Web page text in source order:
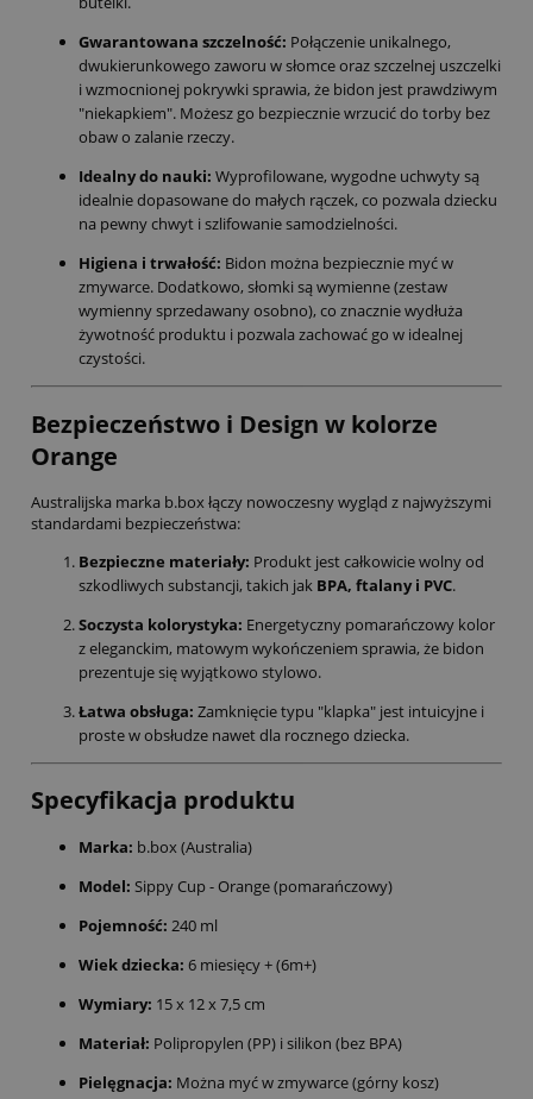
Gwarantowana szczelność: Połączenie unikalnego,
dwukierunkowego zaworu w słomce oraz szczelnej uszczelki
i wzmocnionej pokrywki sprawia, że bidon jest prawdziwym
"niekapkiem". Możesz go bezpiecznie wrzucić do torby bez
obaw o zalanie rzeczy.
Idealny do nauki: Wyprofilowane, wygodne uchwyty są
idealnie dopasowane do małych rączek, co pozwala dziecku
na pewny chwyt i szlifowanie samodzielności.
Higiena i trwałość: Bidon można bezpiecznie myć w
zmywarce. Dodatkowo, słomki są wymienne (zestaw
wymienny sprzedawany osobno), co znacznie wydłuża
żywotność produktu i pozwala zachować go w idealnej
czystości.
Bezpieczeństwo i Design w kolorze
Orange
Australijska marka b.box łączy nowoczesny wygląd z najwyższymi
standardami bezpieczeństwa:
Bezpieczne materiały: Produkt jest całkowicie wolny od
szkodliwych substancji, takich jak BPA, ftalany i PVC.
Soczysta kolorystyka: Energetyczny pomarańczowy kolor
z eleganckim, matowym wykończeniem sprawia, że bidon
prezentuje się wyjątkowo stylowo.
Łatwa obsługa: Zamknięcie typu "klapka" jest intuicyjne i
proste w obsłudze nawet dla rocznego dziecka.
Specyfikacja produktu
Marka: b.box (Australia)
Model: Sippy Cup - Orange (pomarańczowy)
Pojemność: 240 ml
Wiek dziecka: 6 miesięcy + (6m+)
Wymiary: 15 x 12 x 7,5 cm
Materiał: Polipropylen (PP) i silikon (bez BPA)
Pielęgnacja: Można myć w zmywarce (górny kosz)